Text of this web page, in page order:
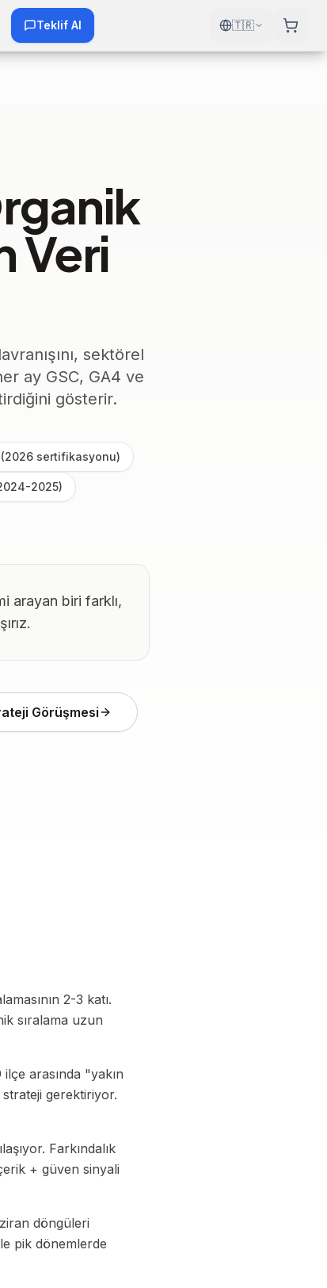
Teklif Al 🇹🇷
Veri
sektörel
ay GSC, GA4 ve
gösterir.
(2026 sertifikasyonu)
2025)
arayan biri farklı,
Görüşmesi
2-3 katı.
sıralama uzun
arasında "yakın
gerektiriyor.
Farkındalık
+ güven sinyali
döngüleri
pik dönemlerde